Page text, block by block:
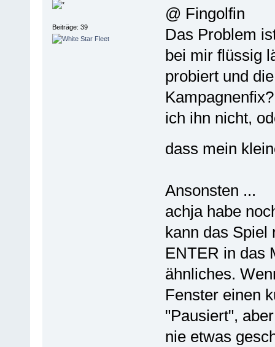
Beiträge: 39
@ Fingolfin
Das Problem
bei mir flüssig
probiert und
ich ihn nicht,
dass mein
Ansonsten ...
achja habe
kann das Spiel
ENTER in das
ähnliches.
Fenster einen
"Pausiert",
nie etwas